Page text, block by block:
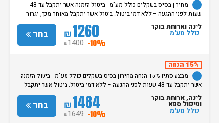
i
מחירון בסיס בשקלים כולל מע"מ - ביטול הזמנה אשר יתקבל עד 48
שעות לפני ההגעה – ללא דמי ביטול. ביטול אשר יתקבל מאוחר מכך, יגרור
חיוב בסך 50% מעלות ההזמנה. אי הגעה ללא כל הודעה מוקדמת תגרור חיוב
בסך 100% מעלות ההזמנה. מדיניות קבלת/עזיבת חדרים: שעת קבלת החדרים
הינה החל מהשעה 15:00. בימי שבת / חג: קבלת חדרים החל מצאת
השבת/החג. שעת עזיבת חדרים בכל ימות השבוע עד השעה 11:00. בימי שבת/
בחר ₪1260
₪1400 -10%
לינה וארוחת בוקר
כולל מע"מ
15% הנחה
i
מבצע סתיו 15% הנחה מחירון בסיס בשקלים כולל מע"מ - ביטול הזמנה
אשר יתקבל עד 48 שעות לפני ההגעה – ללא דמי ביטול. ביטול אשר יתקבל
מאוחר מכך, יגרור חיוב בסך 50% מעלות ההזמנה. אי הגעה ללא כל הודעה
מוקדמת תגרור חיוב בסך 100% מעלות ההזמנה. מדיניות קבלת/עזיבת חדרים:
שעת קבלת החדרים הינה החל מהשעה 15:00. בימי שבת / חג: קבלת חדרים
החל מצאת השבת/החג. שעת עזיבת חדרים בכל ימות השבוע עד השעה 11:00.
בחר ₪1484
₪1649 -10%
לינה, ארוחת בוקר
וטיפול ספא
כולל מע"מ